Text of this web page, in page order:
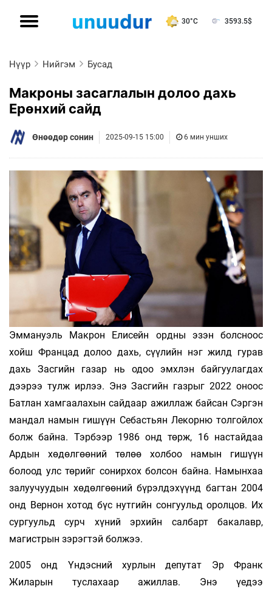
30°C 3593.5$
Нүүр Нийгэм Бусад
Макроны засаглалын долоо дахь
Ерөнхий сайд
Өнөөдөр сонин 2025-09-15 15:00 6 мин унших
Эммануэль Макрон Елисейн ордны эзэн болсноос
хойш Францад долоо дахь, сүүлийн нэг жилд гурав
дахь Засгийн газар нь одоо эмхлэн байгуулагдах
дээрээ тулж ирлээ. Энэ Засгийн газрыг 2022 оноос
Батлан хамгаалахын сайдаар ажиллаж байсан Сэргэн
мандал намын гишүүн Себастьян Лекорню толгойлох
болж байна. Тэрбээр 1986 онд төрж, 16 настайдаа
Ардын хөдөлгөөний төлөө холбоо намын гишүүн
болоод улс төрийг сонирхох болсон байна. Намынхаа
залуучуудын хөдөлгөөний бүрэлдэхүүнд багтан 2004
онд Вернон хотод бүс нутгийн сонгуульд оролцов. Их
сургуульд сурч хүний эрхийн салбарт бакалавр,
магистрын зэрэгтэй болжээ.
2005 онд Үндэсний хурлын депутат Эр Франк
Жиларын туслахаар ажиллав. Энэ үедээ